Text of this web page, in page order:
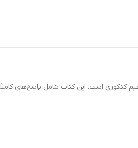
کنکوری است. این کتاب شامل پاسخ‌های کاملاً